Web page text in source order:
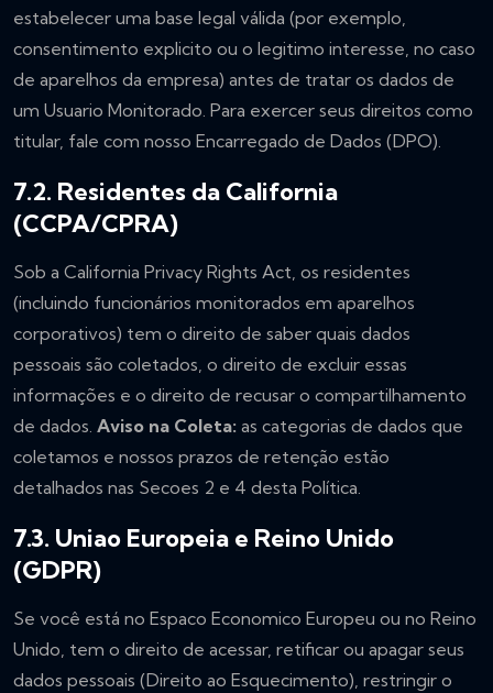
estabelecer uma base legal válida (por exemplo,
consentimento explicito ou o legitimo interesse, no caso
de aparelhos da empresa) antes de tratar os dados de
um Usuario Monitorado. Para exercer seus direitos como
titular, fale com nosso Encarregado de Dados (DPO).
7.2. Residentes da California
(CCPA/CPRA)
Sob a California Privacy Rights Act, os residentes
(incluindo funcionários monitorados em aparelhos
corporativos) tem o direito de saber quais dados
pessoais são coletados, o direito de excluir essas
informações e o direito de recusar o compartilhamento
de dados. Aviso na Coleta: as categorias de dados que
coletamos e nossos prazos de retenção estão
detalhados nas Secoes 2 e 4 desta Política.
7.3. Uniao Europeia e Reino Unido
(GDPR)
Se você está no Espaco Economico Europeu ou no Reino
Unido, tem o direito de acessar, retificar ou apagar seus
dados pessoais (Direito ao Esquecimento), restringir o